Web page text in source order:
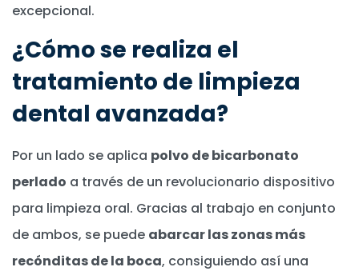
excepcional.
¿Cómo se realiza el
tratamiento de limpieza
dental avanzada?
Por un lado se aplica polvo de bicarbonato
perlado a través de un revolucionario dispositivo
para limpieza oral. Gracias al trabajo en conjunto
de ambos, se puede abarcar las zonas más
recónditas de la boca, consiguiendo así una